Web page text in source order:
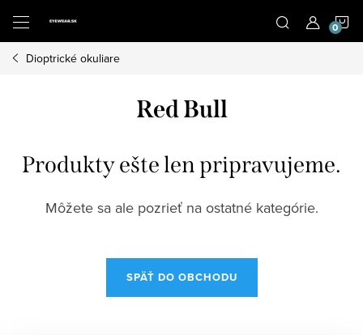
obsah
Dioptrické okuliare
Red Bull
Produkty ešte len pripravujeme.
Môžete sa ale pozrieť na ostatné kategórie.
SPÄŤ DO OBCHODU